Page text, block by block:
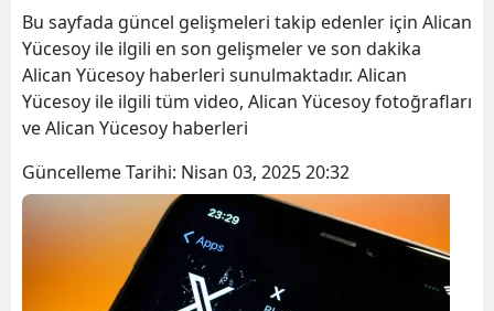
Bu sayfada güncel gelişmeleri takip edenler için Alican
Yücesoy ile ilgili en son gelişmeler ve son dakika
Alican Yücesoy haberleri sunulmaktadır. Alican
Yücesoy ile ilgili tüm video, Alican Yücesoy fotoğrafları
ve Alican Yücesoy haberleri
Güncelleme Tarihi: Nisan 03, 2025 20:32